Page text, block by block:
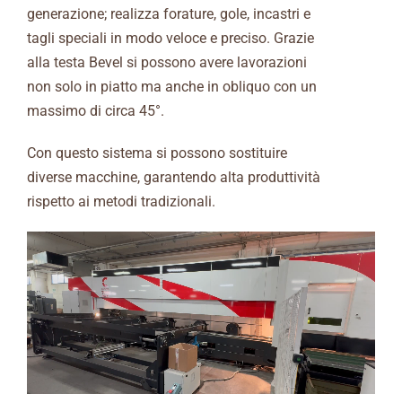
generazione; realizza forature, gole, incastri e
tagli speciali in modo veloce e preciso. Grazie
alla testa Bevel si possono avere lavorazioni
non solo in piatto ma anche in obliquo con un
massimo di circa 45°.
Con questo sistema si possono sostituire
diverse macchine, garantendo alta produttività
rispetto ai metodi tradizionali.